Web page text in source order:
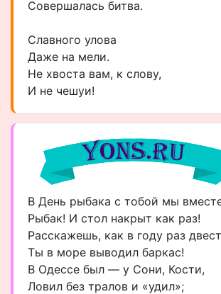
Совершалась битва.
Славного улова
Даже на мели.
Не хвоста вам, к слову,
И не чешуи!
В День рыбака с тобой мы
Рыбак! И стол накрыт как раз!
Расскажешь, как в году раз
Ты в море выводил баркас!
В Одессе был — у Сони, Кости,
Ловил без тралов и «удил»;